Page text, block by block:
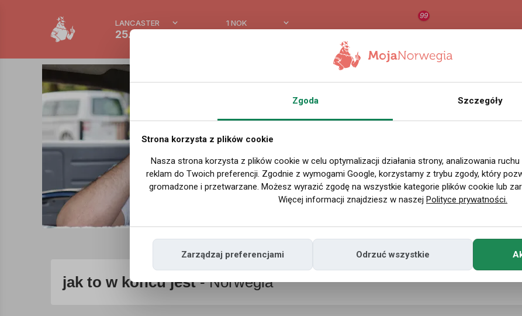
LANCASTER
25.7 °C
1 NOK
99
jak to w końcu jest- Norwegia
Zgoda Szczegóły
Strona korzysta z plików cookie
Nasza strona korzysta z plików cookie w celu optymalizacji działania strony, analizowania
reklam do Twoich preferencji. Zgodnie z wymogami Google, korzystamy z trybu zgody, który
gromadzone i przetwarzane. Możesz wyrazić zgodę na wszystkie kategorie plików cookie lub
Więcej informacji znajdziesz w naszej Polityce prywatności.
Zarządzaj preferencjami Odrzuć wszystkie